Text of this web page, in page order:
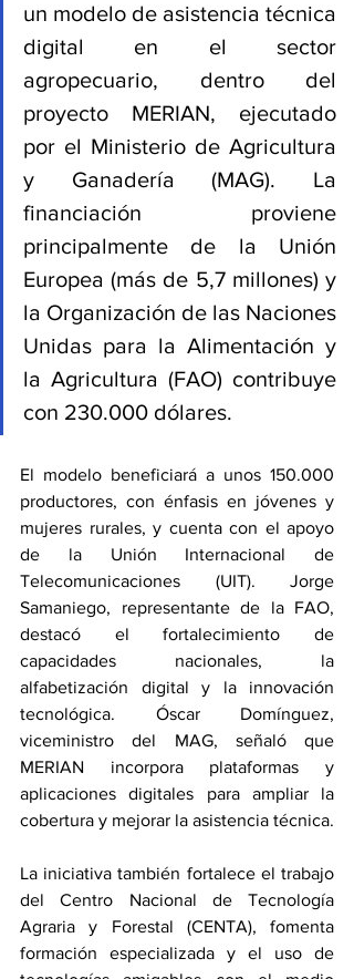
un modelo de asistencia técnica
digital en el sector
agropecuario, dentro del
proyecto MERIAN, ejecutado
por el Ministerio de Agricultura
y Ganadería (MAG). La
financiación proviene
principalmente de la Unión
Europea (más de 5,7 millones) y
la Organización de las Naciones
Unidas para la Alimentación y
la Agricultura (FAO) contribuye
con 230.000 dólares.
El modelo beneficiará a unos 150.000
productores, con énfasis en jóvenes y
mujeres rurales, y cuenta con el apoyo
de la Unión Internacional de
Telecomunicaciones (UIT). Jorge
Samaniego, representante de la FAO,
destacó el fortalecimiento de
capacidades nacionales, la
alfabetización digital y la innovación
tecnológica. Óscar Domínguez,
viceministro del MAG, señaló que
MERIAN incorpora plataformas y
aplicaciones digitales para ampliar la
cobertura y mejorar la asistencia técnica.
La iniciativa también fortalece el trabajo
del Centro Nacional de Tecnología
Agraria y Forestal (CENTA), fomenta
formación especializada y el uso de